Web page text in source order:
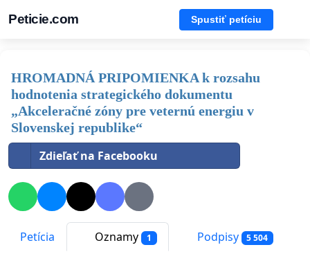
Peticie.com Spustiť petíciu
HROMADNÁ PRIPOMIENKA k rozsahu
hodnotenia strategického dokumentu
„Akceleračné zóny pre veternú energiu v
Slovenskej republike“
Zdieľať na Facebooku
Petícia Oznamy 1 Podpisy 5 504